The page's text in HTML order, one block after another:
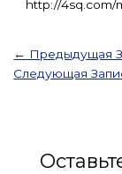
http://4sq.com/
← Предыдущая
Следующая